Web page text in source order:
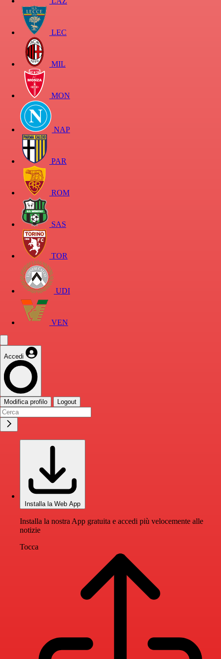
LEC
MIL
MON
NAP
PAR
ROM
SAS
TOR
UDI
VEN
Accedi
Modifica profilo Logout
Installa la Web App
Installa la nostra App gratuita e accedi più velocemente alle
notizie
Tocca